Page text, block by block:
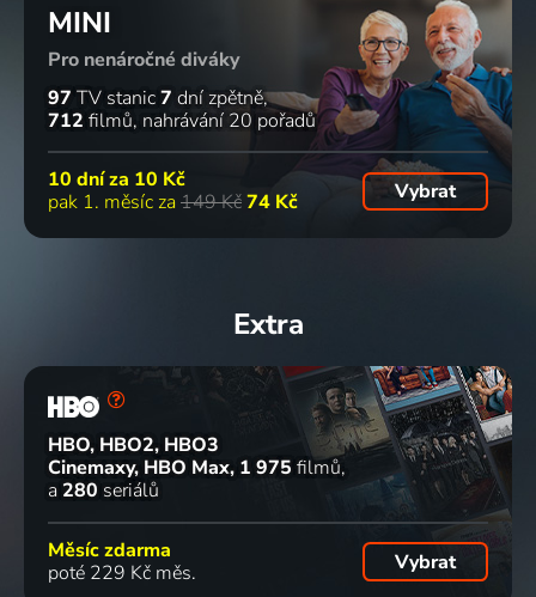
MINI
Pro nenáročné diváky
97 TV stanic7 dní zpětně
712 filmů nahrávání 20 pořadů
10 dní za 10 Kč
pak 1. měsíc za 149 Kč74 Kč Vybrat
Extra
HBO, HBO2, HBO3
Cinemaxy, HBO Max 1 975 filmů
a 280 seriálů
Měsíc zdarma
poté 229 Kč měs.
Vybrat